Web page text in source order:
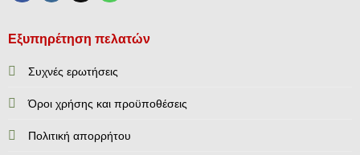
Εξυπηρέτηση πελατών
Συχνές ερωτήσεις
Όροι χρήσης και προϋποθέσεις
Πολιτική απορρήτου